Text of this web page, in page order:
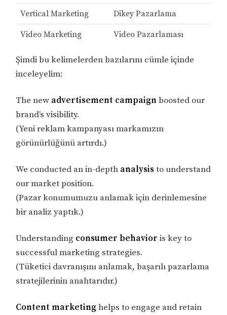
Vertical Marketing Dikey Pazarlama
Video Marketing Video Pazarlaması
Şimdi bu kelimelerden bazılarını cümle içinde
inceleyelim:
The new advertisement campaignboosted our
brand’s visibility.
(Yeni reklam kampanyası markamızın
görünürlüğünü artırdı.)
We conducted an in-depth analysisto understand
our market position.
(Pazar konumumuzu anlamak için derinlemesine
bir analiz yaptık.)
Understanding consumer behavior is key to
successful marketing strategies.
(Tüketici davranışını anlamak, başarılı pazarlama
stratejilerinin anahtarıdır.)
Content marketinghelps to engage and retain